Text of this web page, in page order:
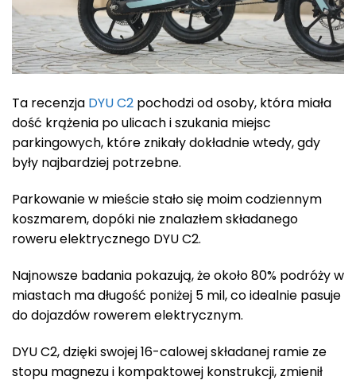
Ta recenzja DYU C2 pochodzi od osoby, która miała
dość krążenia po ulicach i szukania miejsc
parkingowych, które znikały dokładnie wtedy, gdy
były najbardziej potrzebne.
Parkowanie w mieście stało się moim codziennym
koszmarem, dopóki nie znalazłem składanego
roweru elektrycznego DYU C2.
Najnowsze badania pokazują, że około 80% podróży w
miastach ma długość poniżej 5 mil, co idealnie pasuje
do dojazdów rowerem elektrycznym.
DYU C2, dzięki swojej 16-calowej składanej ramie ze
stopu magnezu i kompaktowej konstrukcji, zmienił